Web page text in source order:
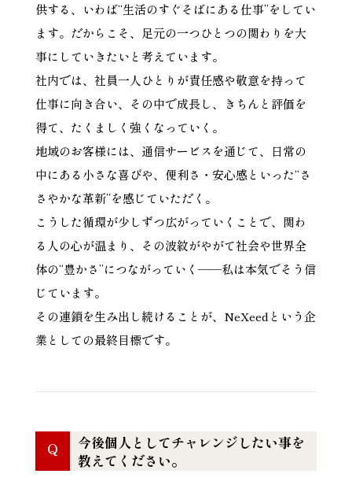
供する、いわば“生活のすぐそばにある仕事”をしてい
ます。だからこそ、足元の一つひとつの関わりを大
事にしていきたいと考えています。
社内では、社員一人ひとりが責任感や敬意を持って
仕事に向き合い、その中で成長し、きちんと評価を
得て、たくましく強くなっていく。
地域のお客様には、通信サービスを通じて、日常の
中にある小さな喜びや、便利さ・安心感といった“さ
さやかな革新”を感じていただく。
こうした循環が少しずつ広がっていくことで、関わ
る人の心が温まり、その波紋がやがて社会や世界全
体の“豊かさ”につながっていく——私は本気でそう信
じています。
その連鎖を生み出し続けることが、NeXeedという企
業としての最終目標です。
Q
今後個人としてチャレンジしたい事を
教えてください。